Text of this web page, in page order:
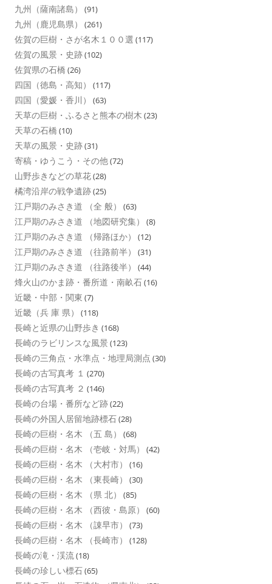
九州（薩南諸島） (91)
九州（鹿児島県） (261)
佐賀の巨樹・さが名木１００選 (117)
佐賀の風景・史跡(102)
佐賀県の石橋 (26)
四国（徳島・高知） (117)
四国（愛媛・香川） (63)
天草の巨樹・ふるさと熊本の樹木 (23)
天草の石橋 (10)
天草の風景・史跡(31)
寄稿・ゆうこう・その他(72)
山野歩きなどの草花(28)
橘湾沿岸の戦争遺跡(25)
江戸期のみさき道 （全 般） (63)
江戸期のみさき道 （地図研究集） (8)
江戸期のみさき道 （帰路ほか） (12)
江戸期のみさき道 （往路前半） (31)
江戸期のみさき道 （往路後半） (44)
烽火山のかま跡・番所道・南畝石(16)
近畿・中部・関東 (7)
近畿（兵 庫 県） (118)
長崎と近県の山野歩き (168)
長崎のラビリンスな風景 (123)
長崎の三角点・水準点・地理局測点 (30)
長崎の古写真考 １ (270)
長崎の古写真考 ２ (146)
長崎の台場・番所など跡(22)
長崎の外国人居留地跡標石(28)
長崎の巨樹・名木 （五 島） (68)
長崎の巨樹・名木 （壱岐・対馬） (42)
長崎の巨樹・名木 （大村市） (16)
長崎の巨樹・名木 （東長崎） (30)
長崎の巨樹・名木 （県 北） (85)
長崎の巨樹・名木 （西彼・島原） (60)
長崎の巨樹・名木 （諌早市） (73)
長崎の巨樹・名木 （長崎市） (128)
長崎の滝・渓流(18)
長崎の珍しい標石(65)